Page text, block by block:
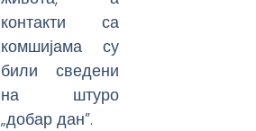
контакти са
комшијама су
били сведени
на штуро
„добар дан”.